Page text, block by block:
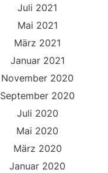
Juli 2021
Mai 2021
März 2021
Januar 2021
November 2020
September 2020
Juli 2020
Mai 2020
März 2020
Januar 2020